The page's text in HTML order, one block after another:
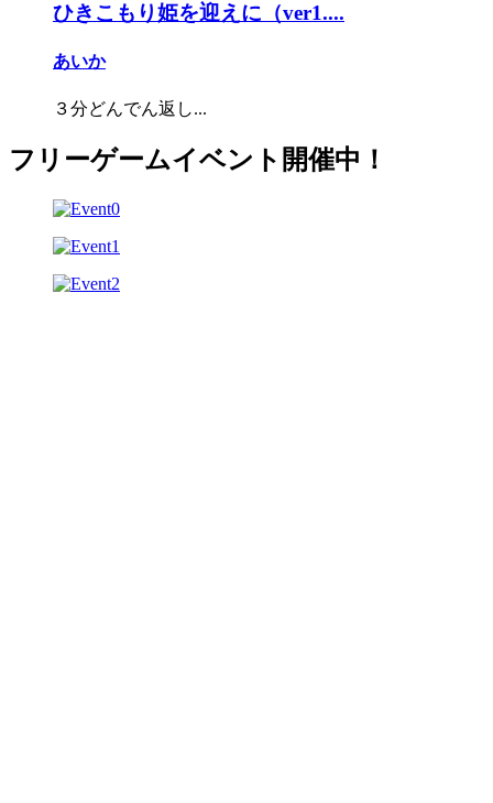
ひきこもり姫を迎えに（ver1....
あいか
３分どんでん返し...
フリーゲームイベント開催中！